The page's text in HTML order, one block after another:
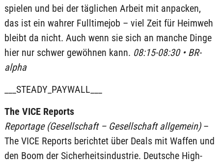
spielen und bei der täglichen Arbeit mit anpacken,
das ist ein wahrer Fulltimejob – viel Zeit für Heimweh
bleibt da nicht. Auch wenn sie sich an manche Dinge
hier nur schwer gewöhnen kann. 08:15-08:30 • BR-
alpha
___STEADY_PAYWALL___
The VICE Reports
Reportage (Gesellschaft – Gesellschaft allgemein)–
The VICE Reports berichtet über Deals mit Waffen und
den Boom der Sicherheitsindustrie. Deutsche High-